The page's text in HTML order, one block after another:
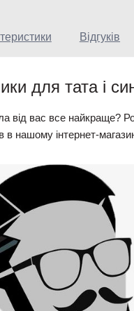
Відгуків
для тата і
від вас все найкраще?
в нашому інтернет-